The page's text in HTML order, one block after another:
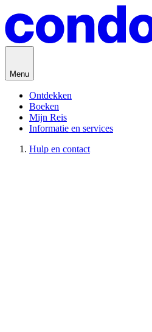
Menu
Ontdekken
Boeken
Mijn Reis
Informatie en services
Hulp en contact